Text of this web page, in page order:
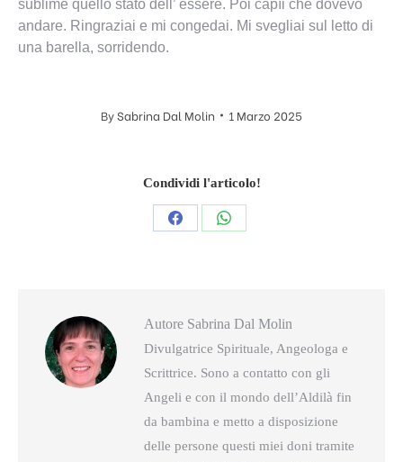
sublime quello stato dell’ essere. Poi capìi che dovevo
andare. Ringraziai e mi congedai. Mi svegliai sul letto di
una barella, sorridendo.
BySabrina Dal Molin 1 Marzo 2025
Condividi l'articolo!
CondividiCondividi
Autore Sabrina Dal Molin
Divulgatrice Spirituale, Angeologa e
Scrittrice. Sono a contatto con gli
Angeli e con il mondo dell’Aldilà fin
da bambina e metto a disposizione
delle persone questi miei doni tramite